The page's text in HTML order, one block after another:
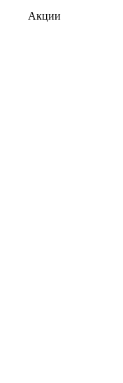
Акции